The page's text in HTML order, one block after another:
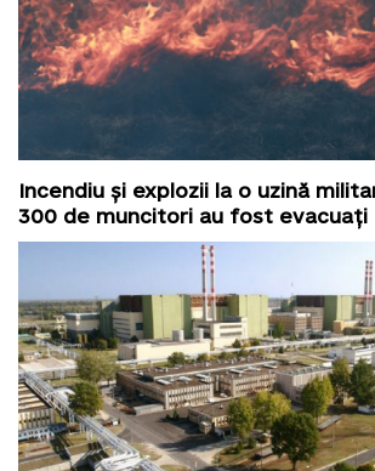
Incendiu și explozii la o uzină
300 de muncitori au fost evacuați